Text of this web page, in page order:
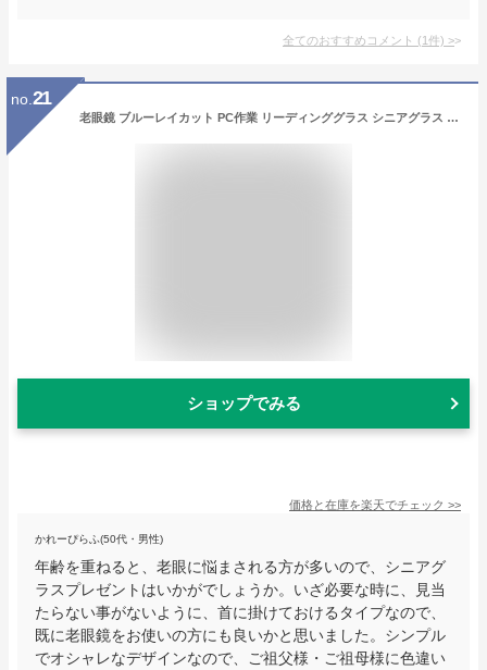
全てのおすすめコメント (1件) >
no. 21
老眼鏡 ブルーレイカット PC作業 リーディンググラス シニアグラス 父の日 敬老の日 プレゼント ギフト 首掛け 読書 紛失予防 置き忘れ予防 お洒落 アイニード 手元作業 折りたためる ギフト コンパクト 男女兼用 ケース付き
ショップでみる
価格と在庫を楽天でチェック >>
かれーぴらふ(50代・男性)
年齢を重ねると、老眼に悩まされる方が多いので、シニアグ
ラスプレゼントはいかがでしょうか。いざ必要な時に、見当
たらない事がないように、首に掛けておけるタイプなので、
既に老眼鏡をお使いの方にも良いかと思いました。シンプル
でオシャレなデザインなので、ご祖父様・ご祖母様に色違い